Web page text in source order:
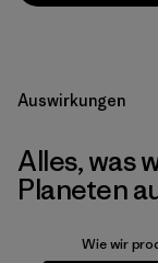
Auswirkungen
Alles, was
Planeten
Wie wir